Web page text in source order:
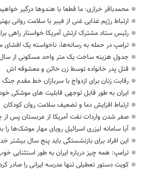
محمدباقر خرازی: ما قطعا با هندوها درگیر
ارتباط رژیم غذایی غنی از فیبر با سلامت روانی
رئیس ستاد مشترک ارتش آمریکا خواستار راهی
ترامپ در حمله‌ به رسانه‌ها، ناخواسته یک افشای
جدول هزینه ساخت یک متر واحد مسکونی از سال ۱۴۰۰ تا
قتل پدر خانواده توسط زن خائن و معشوقه اش
رقابت زنان برای ازدواج با سربازان خط مقدم جنگ
ایران به طور قابل توجهی قابلیت های موشکی
ارتباط افزایش دما و تضعیف سلامت روان کودکان
صفر شدن واردات نفت آمریکا از عربستان پس از
آیا سامانه لیزری اسرائیل رویای مهار موشک‌ها را
این افراد برای بازنشستگی باید پنج سال بیشتر
ترامپ: همه چیز درباره ایران به طور استثنایی
کویت دستور تعطیلی تنها مدرسه ایرانی را صادر